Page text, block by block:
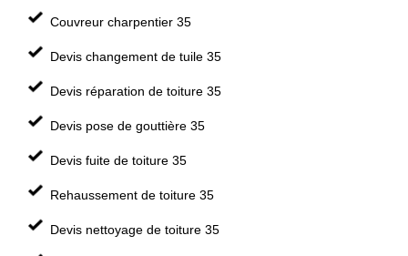
Couvreur charpentier 35
Devis changement de tuile 35
Devis réparation de toiture 35
Devis pose de gouttière 35
Devis fuite de toiture 35
Rehaussement de toiture 35
Devis nettoyage de toiture 35